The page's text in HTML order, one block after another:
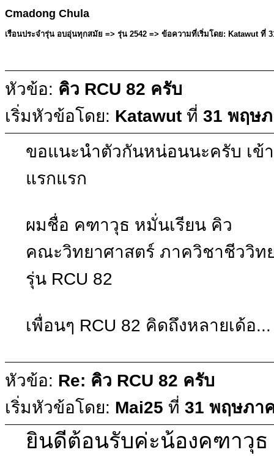
Cmadong Chula
เรือนประจำรุ่น อบอุ่นทุกสมัย => รุ่น 2542 => ข้อความที่เริ่มโดย: Katawut ที่
หัวข้อ: คิว RCU 82 ครับ
เริ่มหัวข้อโดย: Katawut ที่ 31 พฤษ
ขอแนะนำตัวกันหน่อนนะครับ เข้
แรกแรก
ผมชื่อ คฑาวุธ หมั่นเรียน คิว
คณะวิทยาศาสตร์ ภาควิชาชีววิท
รุ่น RCU 82
เพื่อนๆ RCU 82 คิดถึงหลายเด้อ...
หัวข้อ: Re: คิว RCU 82 ครับ
เริ่มหัวข้อโดย: Mai25 ที่ 31 พฤษภา
ยินดีต้อนรับค่ะน้องคฑาวุธ